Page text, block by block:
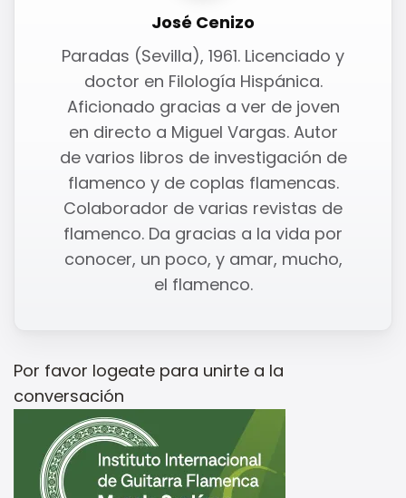
José Cenizo
Paradas (Sevilla), 1961. Licenciado y
doctor en Filología Hispánica.
Aficionado gracias a ver de joven
en directo a Miguel Vargas. Autor
de varios libros de investigación de
flamenco y de coplas flamencas.
Colaborador de varias revistas de
flamenco. Da gracias a la vida por
conocer, un poco, y amar, mucho,
el flamenco.
Por favor logeate para unirte a la
conversación